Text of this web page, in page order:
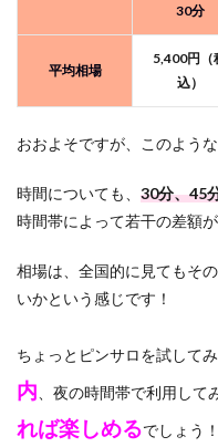
30分
平均相場
5,400円（
込）
おおよそですが、このよう
時間についても、 30分、45
時間帯によって若干の差額が
相場は、全国的に見てもそ
いかという感じです！
ちょっとピンサロを試して
内 、夜の時間帯で利用し
れば楽しめるでしょう！